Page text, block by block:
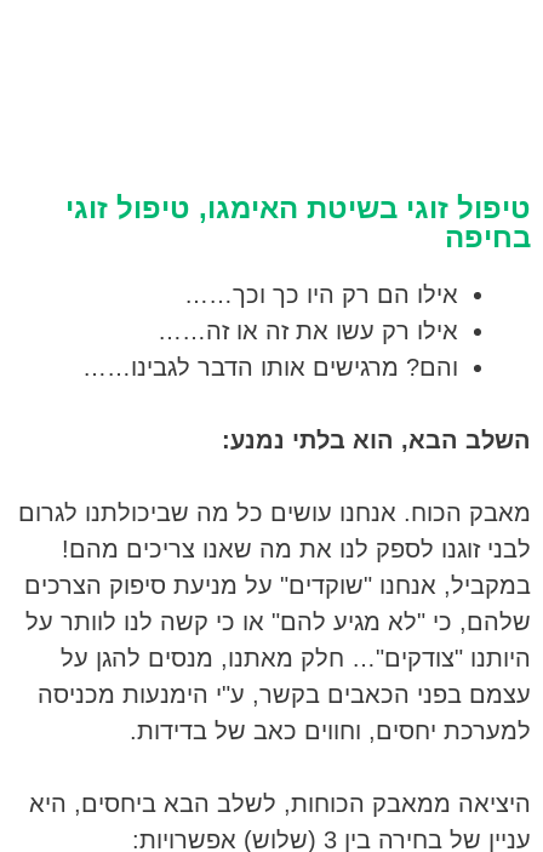
טיפול זוגי בשיטת האימגו, טיפול זוגי
בחיפה
אילו הם רק היו כך וכך……
אילו רק עשו את זה או זה……
והם? מרגישים אותו הדבר לגבינו……
השלב הבא, הוא בלתי נמנע:
מאבק הכוח. אנחנו עושים כל מה שביכולתנו לגרום
לבני זוגנו לספק לנו את מה שאנו צריכים מהם!
במקביל, אנחנו "שוקדים" על מניעת סיפוק הצרכים
שלהם, כי "לא מגיע להם" או כי קשה לנו לוותר על
היותנו "צודקים"… חלק מאתנו, מנסים להגן על
עצמם בפני הכאבים בקשר, ע"י הימנעות מכניסה
למערכת יחסים, וחווים כאב של בדידות.
היציאה ממאבק הכוחות, לשלב הבא ביחסים, היא
עניין של בחירה בין 3 (שלוש) אפשרויות: